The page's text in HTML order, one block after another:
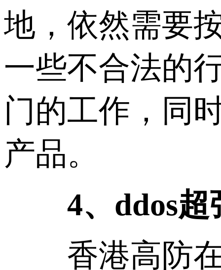
地，依然需要
一些不合法的
门的工作，同
产品。
4、ddos
香港高防在